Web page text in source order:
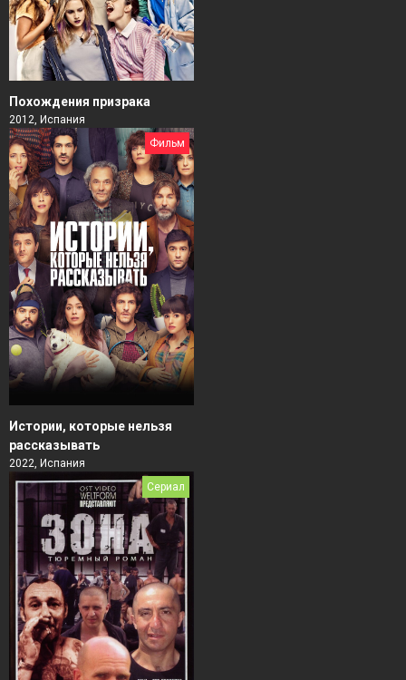
Похождения призрака
2012, Испания
Фильм
Истории, которые нельзя
рассказывать
2022, Испания
Сериал